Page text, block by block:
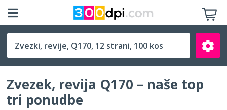
Q170 (170 x 170 mm)
Zvezek, revija Q170 – naše top
tri ponudbe